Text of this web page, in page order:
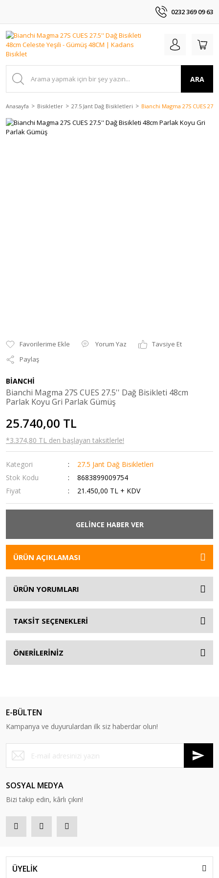
0232 369 09 63
ARA
Anasayfa Bisikletler 27.5 Jant Dağ Bisikletleri Bianchi Magma 27S CUES
Yorum Yaz
Tavsiye Et
Paylaş
BİANCHİ
Bianchi Magma 27S CUES 27.5'' Dağ Bisikleti 48cm
Parlak Koyu Gri Parlak Gümüş
25.740,00 TL
*3.374,80 TL den başlayan taksitlerle!
Kategori
27.5 Jant Dağ Bisikletleri
Stok Kodu
8683899009754
Fiyat
21.450,00 TL + KDV
GELİNCE HABER VER
ÜRÜN AÇIKLAMASI
ÜRÜN YORUMLARI
TAKSİT SEÇENEKLERİ
ÖNERİLERİNİZ
E-BÜLTEN
Kampanya ve duyurulardan ilk siz haberdar olun!
SOSYAL MEDYA
Bizi takip edin, kârlı çıkın!
ÜYELİK